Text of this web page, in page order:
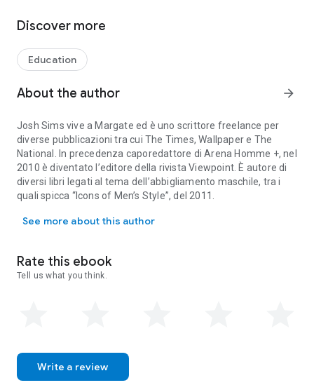
propria personalità e risplendere. Scegliere quali dettagli
Questo libro ci insegna che un gemello non serve solo a
chiudere i polsini della camicia, così come le bretelle non sono
soltanto funzionali ad assicurare la giusta altezza di un paio
di pantaloni, né una borsa a trasportare dei documenti. Chi
essere utilizzata anche come cintura? Esiste un’unica tecnica
per annodarla o, come ha fatto il Duca di Windsor, si può
inventare un proprio personalissimo modo per farlo? Scarpe,
cappelli, borse, orologi, cravatte e molti altri accessori iconici
maschili vengono qui descritti nella loro potenzialità
espressiva e illustrati come occasioni per esibire il proprio
Discover more
Education
About the author arrow_forward
Josh Sims vive a Margate ed è uno scrittore freelance per
diverse pubblicazioni tra cui The Times, Wallpaper e The
National. In precedenza caporedattore di Arena Homme +, nel
2010 è diventato l’editore della rivista Viewpoint. È autore di
diversi libri legati al tema dell’abbigliamento maschile, tra i
quali spicca “Icons of Men’s Style”, del 2011.
See more about this author
Rate this ebook
Tell us what you think.
Write a review